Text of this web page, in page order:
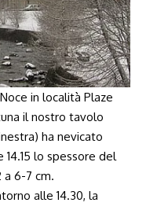
in località Plaze
il nostro tavolo
ha nevicato
14.15 lo spessore del
a 6-7 cm.
alle 14.30, la